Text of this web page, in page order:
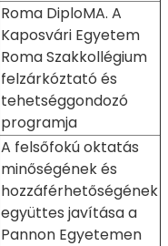
Roma DiploMA. A
Kaposvári Egyetem
Roma Szakkollégium
felzárkóztató és
tehetséggondozó
programja
A felsőfokú oktatás
minőségének és
hozzáférhetőségének
együttes javítása a
Pannon Egyetemen